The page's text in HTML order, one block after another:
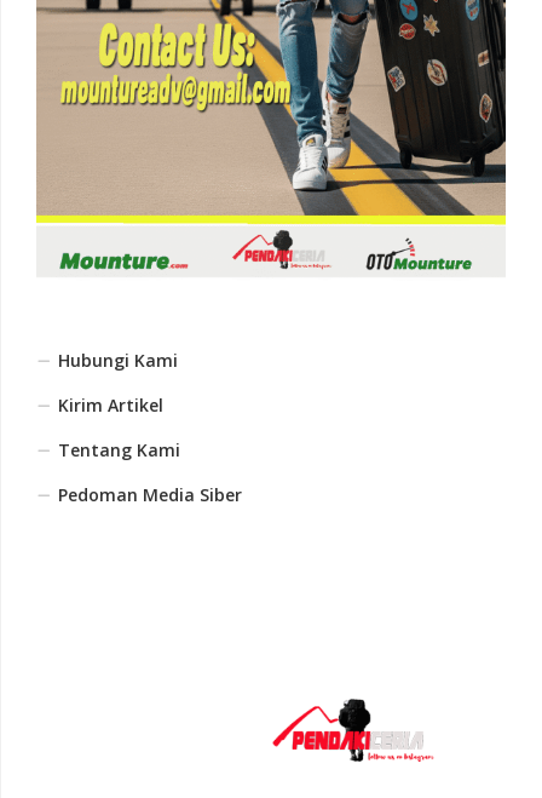
Hubungi Kami
Kirim Artikel
Tentang Kami
Pedoman Media Siber